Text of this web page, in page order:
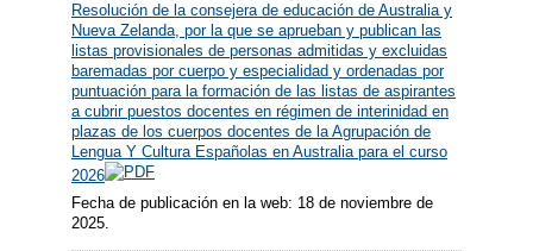
Resolución de la consejera de educación de Australia y
Nueva Zelanda, por la que se aprueban y publican las
listas provisionales de personas admitidas y excluidas
baremadas por cuerpo y especialidad y ordenadas por
puntuación para la formación de las listas de aspirantes
a cubrir puestos docentes en régimen de interinidad en
plazas de los cuerpos docentes de la Agrupación de
Lengua Y Cultura Españolas en Australia para el curso
2026
Fecha de publicación en la web: 18 de noviembre de
2025.